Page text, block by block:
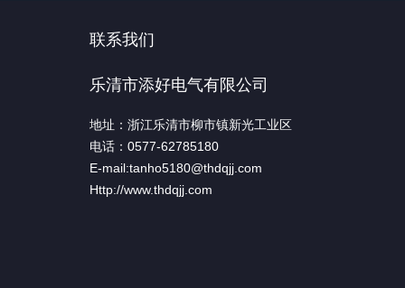
联系我们
乐清市添好电气有限公司
地址：浙江乐清市柳市镇新光工业区
电话：0577-62785180
E-mail:tanho5180@thdqjj.com
Http://www.thdqjj.com